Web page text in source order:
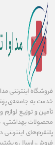
خدمت به جامعه‌ی
تأمین و توزیع
محصولات بهداشتی،